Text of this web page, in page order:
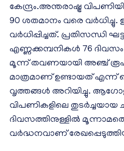
കേന്ദ്രം.അന്തരാഷ്ട്ര
90 ശതമാനം വരെ വർധിച്ചു.
വർധിപ്പിച്ചത്. പ്രതിസന്ധി
എണ്ണക്കമ്പനികൾ 76 ദിവസം
മൂന്ന് തവണയായി അഞ്ച്
മാത്രമാണ് ഉണ്ടായത് എന്ന്
വൃത്തങ്ങൾ അറിയിച്ചു.
വിപണികളിലെ തുടർച്ചയായ
ദിവസത്തിനുള്ളിൽ
വർദ്ധനവാണ്